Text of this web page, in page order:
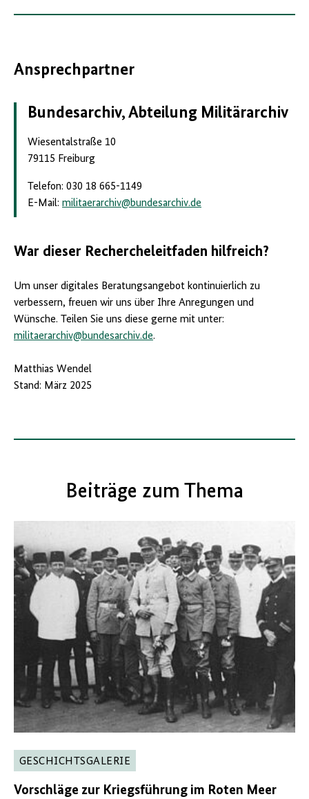
Ansprechpartner
Bundesarchiv, Abteilung Militärarchiv
Wiesentalstraße 10
79115 Freiburg
Telefon: 030 18 665-1149
E-Mail: militaerarchiv@bundesarchiv.de
War dieser Rechercheleitfaden hilfreich?
Um unser digitales Beratungsangebot kontinuierlich zu
verbessern, freuen wir uns über Ihre Anregungen und
Wünsche. Teilen Sie uns diese gerne mit unter:
militaerarchiv@bundesarchiv.de.
Matthias Wendel
Stand: März 2025
Beiträge zum Thema
GESCHICHTSGALERIE
Vorschläge zur Kriegsführung im Roten Meer